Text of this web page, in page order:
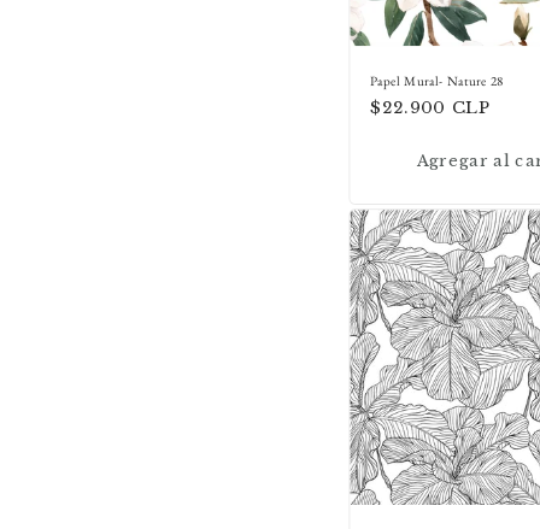
n
Papel Mural- Nature 28
Precio
$22.900 CLP
Agregar al